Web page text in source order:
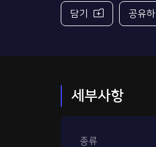
담기 공유하
세부사항
종류